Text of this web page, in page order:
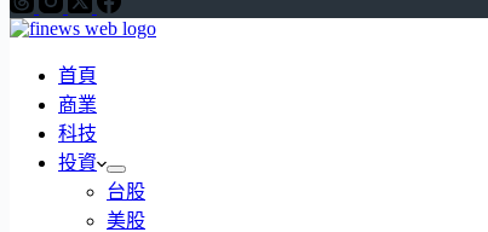
首頁
商業
科技
投資
台股
美股